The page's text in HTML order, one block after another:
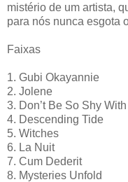
mistério de um artista,
para nós nunca esgota
Faixas
1. Gubi Okayannie
2. Jolene
3. Don’t Be So Shy
4. Descending Tide
5. Witches
6. La Nuit
7. Cum Dederit
8. Mysteries Unfold